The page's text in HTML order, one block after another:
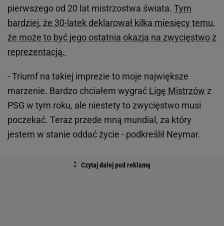
pierwszego od 20 lat mistrzostwa świata. Tym
bardziej, że 30-latek deklarował kilka miesięcy temu,
że może to być jego ostatnia okazja na zwycięstwo z
reprezentacją.
- Triumf na takiej imprezie to moje największe
marzenie. Bardzo chciałem wygrać Ligę Mistrzów z
PSG w tym roku, ale niestety to zwycięstwo musi
poczekać. Teraz przede mną mundial, za który
jestem w stanie oddać życie - podkreślił Neymar.